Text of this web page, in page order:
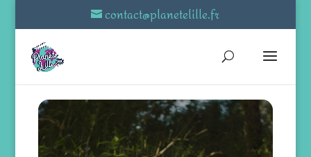
contact@planetelille.fr